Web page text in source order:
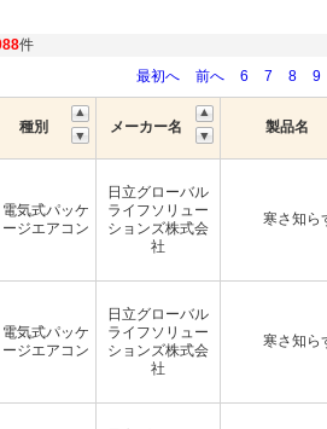
件
最初へ
前へ 6 7 8 9
種別 メーカー名 製品名
電気式パッケ
ージエアコン
日立グローバル
ライフソリュー
ションズ株式会
社
寒さ知ら
電気式パッケ
ージエアコン
日立グローバル
ライフソリュー
ションズ株式会
社
寒さ知ら